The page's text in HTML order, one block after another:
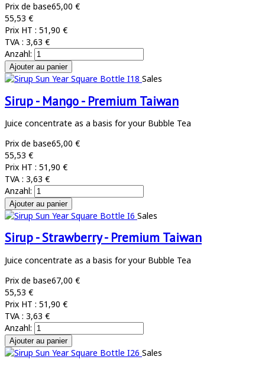
Prix de base65,00 €
55,53 €
Prix HT : 51,90 €
TVA : 3,63 €
Anzahl:
Sales
Sirup - Mango - Premium Taiwan
Juice concentrate as a basis for your Bubble Tea
Prix de base65,00 €
55,53 €
Prix HT : 51,90 €
TVA : 3,63 €
Anzahl:
Sales
Sirup - Strawberry - Premium Taiwan
Juice concentrate as a basis for your Bubble Tea
Prix de base67,00 €
55,53 €
Prix HT : 51,90 €
TVA : 3,63 €
Anzahl:
Sales